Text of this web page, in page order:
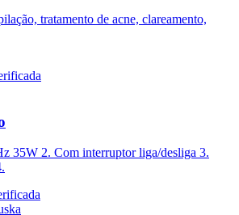
tratamento de acne, clareamento,
35W 2. Com interruptor liga/desliga 3.